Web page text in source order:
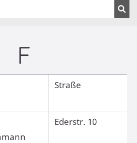
F
Straße
Ederstr. 10